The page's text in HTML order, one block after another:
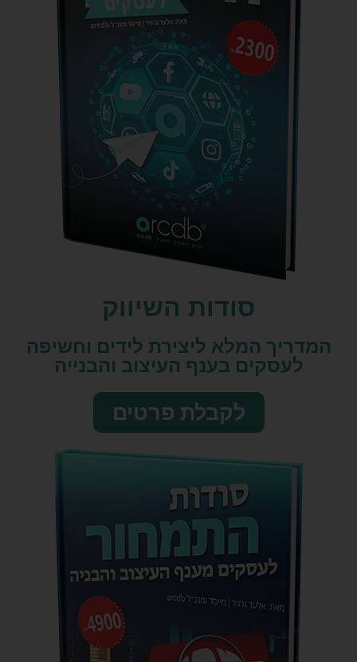
סודות השיווק​
המדריך המלא ליצירת לידים וחשיפה
לעסקים בענף העיצוב והבנייה
לקבלת פרטים